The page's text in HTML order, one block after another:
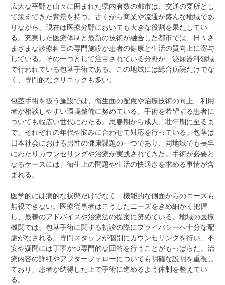
広大な平野と山々に囲まれた県内有数の都市は、交通の要所とし
て栄えてきた背景を持つ。 古くから商業や流通が盛んな地域であ
りながら、現在は医療分野においても大きな役割を果たしてい
る。充実した医療体制と最新の技術が融合した都市では、日々さ
まざまな診療科目の専門施設が患者の健康と生活の質向上に寄与
している。その一つとして注目されている分野が、泌尿器科領域
で行われている包茎手術である。この地域には総合病院だけでな
く、専門的なクリニックも多い。
包茎手術を扱う施設では、衛生面の配慮や治療技術の向上、利用
者が相談しやすい環境整備に努めている。手術を希望する患者に
ついても幅広い世代にわたる。思春期から成人、壮年期に至るま
で、それぞれの年代や悩みに合わせて対応を行っている。包茎は
日本社会における男性の健康課題の一つであり、同地域でも長年
にわたりカウンセリングや治療が実践されてきた。手術が必要と
なるケースには、衛生上の問題や生活の快適さを求める事情が含
まれる。
医学的には病的な状態だけでなく、機能的な側面からのニーズも
無視できない。医療従事者はこうしたニーズをきめ細かく把握
し、最善のアドバイスや治療法の提案に努めている。地域の医療
機関では、包茎手術に関する初診の際にプライバシーへ十分な配
慮がなされる。専門スタッフが個別にカウンセリングを行い、不
安や疑問には丁寧かつ専門的な回答を行うことがもっぱらだ。治
療内容の詳細やアフターフォローについても明確な説明を重視し
ており、患者が納得した上で手術に進めるよう体制を整えてい
る。